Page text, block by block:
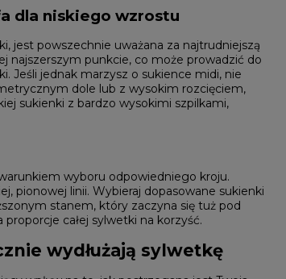
dla niskiego wzrostu
jest powszechnie uważana za najtrudniejszą
najszerszym punkcie, co może prowadzić do
Jeśli jednak marzysz o sukience midi, nie
dole lub z wysokim rozcięciem,
sukienki z bardzo wysokimi szpilkami,
wyboru odpowiedniego kroju.
pionowej linii. Wybieraj dopasowane sukienki
stanem, który zaczyna się tuż pod
całej sylwetki na korzyść.
wydłużają sylwetkę